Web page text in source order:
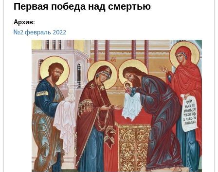
Первая победа над смертью
Архив:
№2 февраль 2022